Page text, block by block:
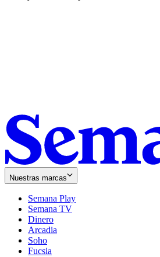
Nuestras marcas
Semana Play
Semana TV
Dinero
Arcadia
Soho
in
Fucsia